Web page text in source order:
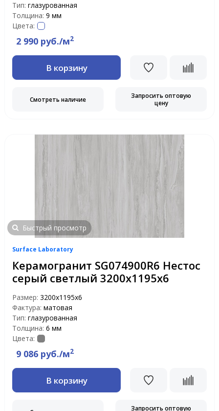
Тип: глазурованная
Толщина: 9 мм
Цвета:
2 990 руб./м2
В корзину
Смотреть наличие
Запросить оптовую
цену
Быстрый просмотр
Surface Laboratory
Керамогранит SG074900R6 Нестос
серый светлый 3200х1195х6
Размер: 3200х1195х6
Фактура: матовая
Тип: глазурованная
Толщина: 6 мм
Цвета:
9 086 руб./м2
В корзину
Запросить оптовую